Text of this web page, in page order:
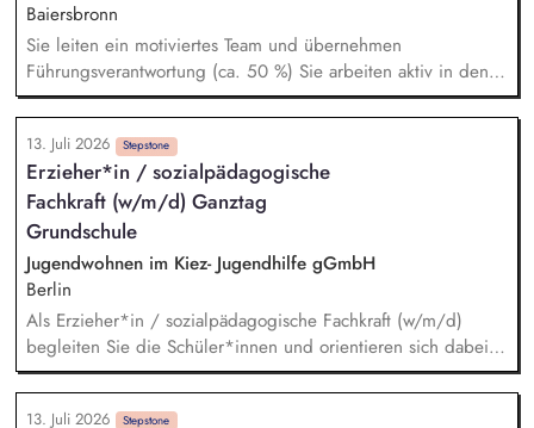
unmittelbar.
Baiersbronn
Sie leiten ein motiviertes Team und übernehmen
Führungsverantwortung (ca. 50 %) Sie arbeiten aktiv in den
Bereichen Besondere Wohnform (19 Plätze), Ambulant
unterstütztes Wohnen (AWS, aktuell 15 Plätze) und
Tagesstruktur mit Sie begleiten Menschen im Alltag, geben
pädagogische Anleitung und übernehmen bei Bedarf auch
grundpflegerische Tätigkeiten Sie entwickeln kreative
Angebote und Freizeitaktivitäten für unsere Klienten Sie
bringen Ihre Ideen ein und tragen zur kontinuierlichen
Weiterentwicklung unserer Angebote bei
13. Juli 2026 Stepstone
Erzieher*in / sozialpädagogische
Fachkraft (w/m/d) Ganztag
Grundschule
Jugendwohnen im Kiez- Jugendhilfe gGmbH
Berlin
Als Erzieher*in / sozialpädagogische Fachkraft (w/m/d)
begleiten Sie die Schüler*innen und orientieren sich dabei
an einem mit der Schule abgestimmten, integrierten
Betreuungskonzept. Sie betreuen die Hausaufgaben. Sie
13. Juli 2026 Stepstone